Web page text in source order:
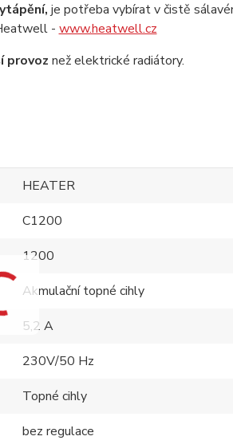
je potřeba vybírat v čistě
- www.heatwell.cz
provoz než elektrické radiátory.
HEATER
C1200
1200
Akmulační topné cihly
5,2 A
230V/50 Hz
Topné cihly
bez regulace